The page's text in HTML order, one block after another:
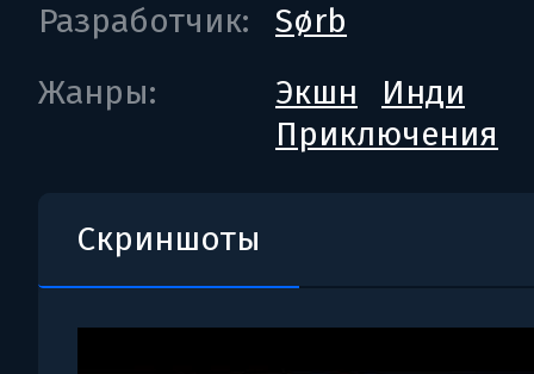
Разработчик:
Sørb
Жанры:
Экшн
Инди
Приключения
Скриншоты